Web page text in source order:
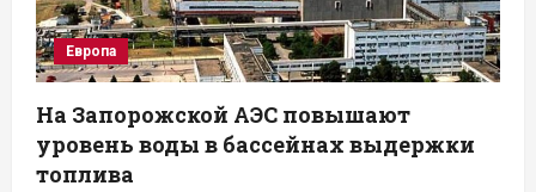
Европа
На Запорожской АЭС повышают
уровень воды в бассейнах выдержки
топлива